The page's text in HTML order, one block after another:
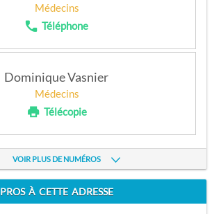
Médecins
Téléphone
APPELEZ
Dominique Vasnier
Médecins
Télécopie
APPELEZ
Patrick Cordein
Médecins
Télécopie
VOIR PLUS DE NUMÉROS
PROS À CETTE ADRESSE